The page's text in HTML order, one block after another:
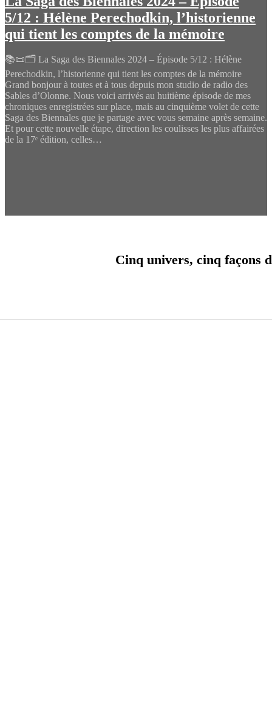
5/12 : Hélène Perechodkin, l’historienne
qui tient les comptes de la mémoire
📚📜🗂️ La Saga des Biennales 2024 – Épisode 5/12 : Hélène
Perechodkin, l’historienne qui tient les comptes de la mémoire
Grand bonjour à toutes et à tous depuis mon studio de radio des
Sables d’Olonne. Nous voici arrivés au huitième épisode de mes
chroniques enregistrées sur place, mais au cinquième volet de cette
Saga des Biennales que je partage avec vous semaine après semaine.
Et pour cette nouvelle étape, direction les coulisses les plus affairées
de la 17ᵉ édition, celles…
Cinq univers, cinq façons